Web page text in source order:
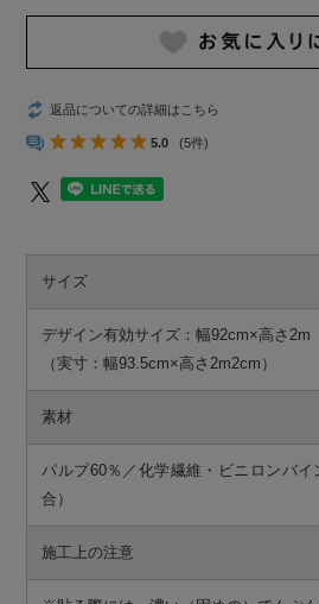
返品についての詳細はこちら
5.0 (5件)
サイズ
デザイン有効サイズ：幅92cm×高さ2m
（実寸：幅93.5cm×高さ2m2cm）
素材
パルプ60％／化学繊維・ビニロンバ
合）
施工上の注意